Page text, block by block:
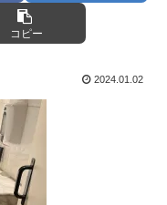
コピー
2024.01.02